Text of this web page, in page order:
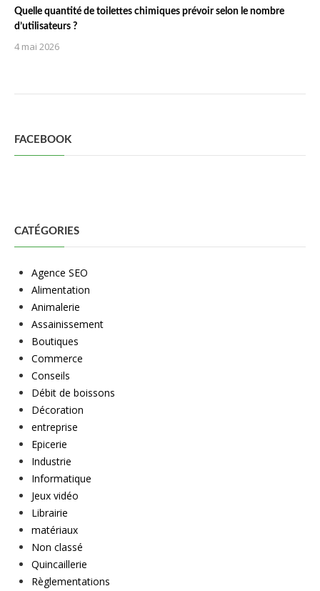
Quelle quantité de toilettes chimiques prévoir selon le nombre
d’utilisateurs ?
4 mai 2026
FACEBOOK
CATÉGORIES
Agence SEO
Alimentation
Animalerie
Assainissement
Boutiques
Commerce
Conseils
Débit de boissons
Décoration
entreprise
Epicerie
Industrie
Informatique
Jeux vidéo
Librairie
matériaux
Non classé
Quincaillerie
Règlementations